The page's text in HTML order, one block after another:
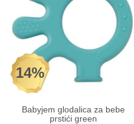
14%
Babyjem glodalica za bebe
prstići green